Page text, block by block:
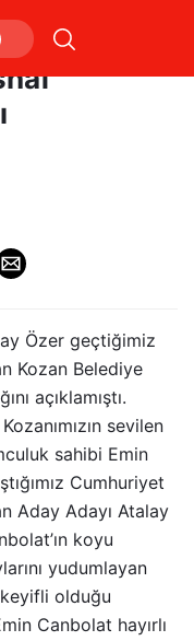
Aday
Özer geçtiğimiz
Kozan Belediye
açıklamıştı.
sevilen
sahibi Emin
Cumhuriyet
Aday Adayı Atalay
koyu
yudumlayan
olduğu
Canbolat hayırlı